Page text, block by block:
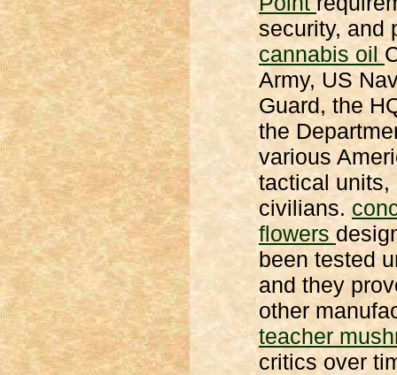
security, and
cannabis oil
Army, US
Guard, the
the
various
tactical units,
civilians.
flowers
been tested
and they
other
teacher
critics over